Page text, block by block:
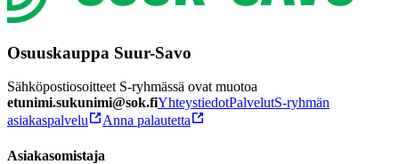
Osuuskauppa Suur-Savo
Sähköpostiosoitteet S-ryhmässä ovat muotoa
etunimi.sukunimi@sok.fiYhteystiedotPalvelutS-ryhmän
asiakaspalvelu
Anna palautetta
Asiakasomistaja